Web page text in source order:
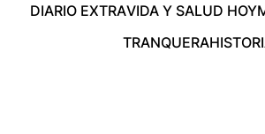
DIARIO EXTRAVIDA Y SALUD HOY
TRANQUERA